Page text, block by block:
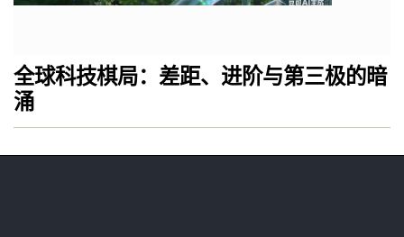
全球科技棋局：差距、进阶与第三极的暗
涌